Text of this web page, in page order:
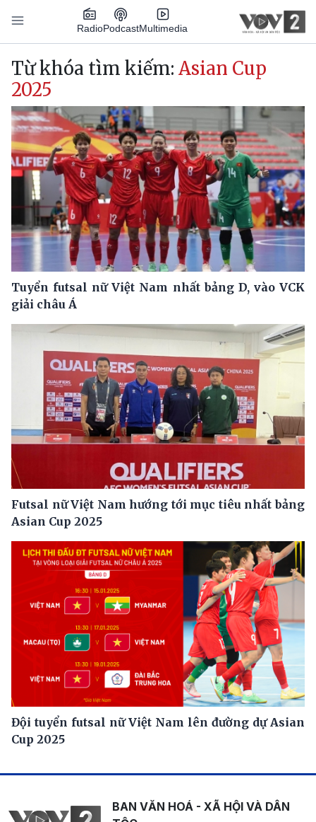
Nhảy đến nội dung
RadioPodcastMultimedia
Main navigation
Từ khóa tìm kiếm: Asian Cup
2025
Tuyển futsal nữ Việt Nam nhất bảng D, vào VCK
giải châu Á
Futsal nữ Việt Nam hướng tới mục tiêu nhất bảng
Asian Cup 2025
Đội tuyển futsal nữ Việt Nam lên đường dự Asian
Cup 2025
BAN VĂN HOÁ - XÃ HỘI VÀ DÂN